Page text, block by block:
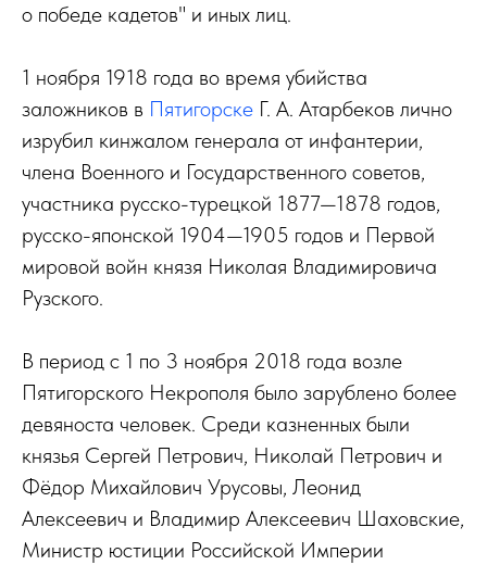
о победе кадетов" и иных лиц.
1 ноября 1918 года во время убийства
заложников в Пятигорске Г. А. Атарбеков лично
изрубил кинжалом генерала от инфантерии,
члена Военного и Государственного советов,
участника русско-турецкой 1877—1878 годов,
русско-японской 1904—1905 годов и Первой
мировой войн князя Николая Владимировича
Рузского.
В период с 1 по 3 ноября 2018 года возле
Пятигорского Некрополя было зарублено более
девяноста человек. Среди казненных были
князья Сергей Петрович, Николай Петрович и
Фёдор Михайлович Урусовы, Леонид
Алексеевич и Владимир Алексеевич Шаховские,
Министр юстиции Российской Империи